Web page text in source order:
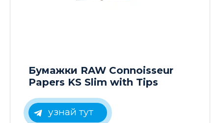
Бумажки RAW Connoisseur
Papers KS Slim with Tips
узнай тут